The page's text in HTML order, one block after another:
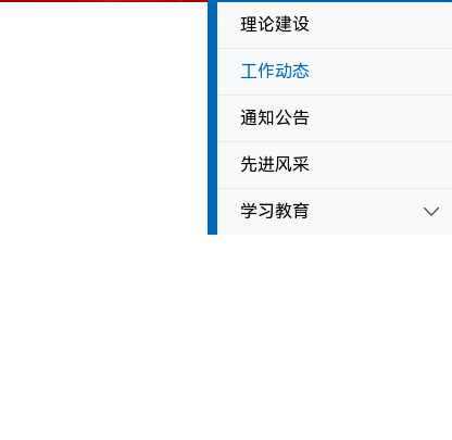
理论建设
工作动态
通知公告
先进风采
学习教育